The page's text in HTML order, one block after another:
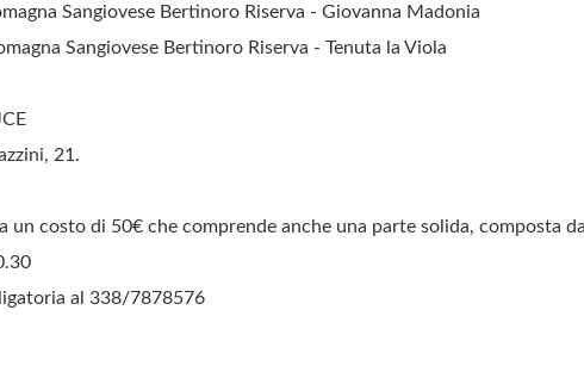
Sangiovese Bertinoro Riserva - Giovanna Madonia
Sangiovese Bertinoro Riserva - Tenuta la Viola
21.
un costo di 50€ che comprende anche una parte solida, composta
al 338/7878576